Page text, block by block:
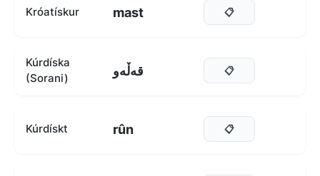
Króatískur mast 📋
Kúrdíska
(Sorani)
قەڵەو 📋
Kúrdískt rûn 📋